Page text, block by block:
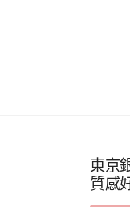
東京
質感